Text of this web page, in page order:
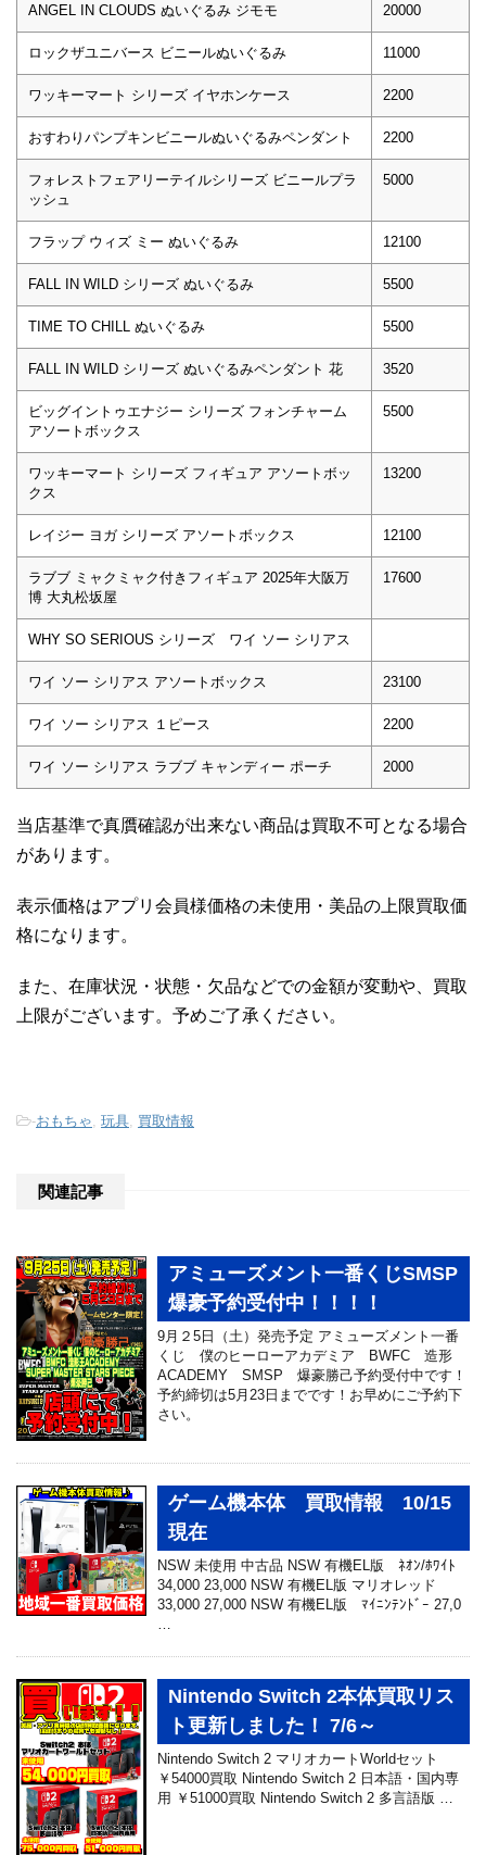
ANGEL IN CLOUDS ぬいぐるみ ジモモ 20000
ロックザユニバース ビニールぬいぐるみ 11000
ワッキーマート シリーズ イヤホンケース 2200
おすわりパンプキンビニールぬいぐるみペンダント 2200
フォレストフェアリーテイルシリーズ ビニールプラ
ッシュ
5000
フラップ ウィズ ミー ぬいぐるみ 12100
FALL IN WILD シリーズ ぬいぐるみ 5500
TIME TO CHILL ぬいぐるみ 5500
FALL IN WILD シリーズ ぬいぐるみペンダント 花 3520
ビッグイントゥエナジー シリーズ フォンチャーム
アソートボックス
5500
ワッキーマート シリーズ フィギュア アソートボッ
クス
13200
レイジー ヨガ シリーズ アソートボックス 12100
ラブブ ミャクミャク付きフィギュア 2025年大阪万
博 大丸松坂屋
17600
WHY SO SERIOUS シリーズ ワイ ソー シリアス
ワイ ソー シリアス アソートボックス 23100
ワイ ソー シリアス １ピース 2200
ワイ ソー シリアス ラブブ キャンディー ポーチ 2000
当店基準で真贋確認が出来ない商品は買取不可となる場合
があります。
表示価格はアプリ会員様価格の未使用・美品の上限買取価
格になります。
また、在庫状況・状態・欠品などでの金額が変動や、買取
上限がございます。予めご了承ください。
-おもちゃ 玩具 買取情報
関連記事
アミューズメント一番くじSMSP
爆豪予約受付中！！！！
9月２5日（土）発売予定 アミューズメント一番
くじ 僕のヒーローアカデミア BWFC 造形
ACADEMY SMSP 爆豪勝己予約受付中です！
予約締切は5月23日までです！お早めにご予約下
さい。
ゲーム機本体 買取情報 10/15
現在
NSW 未使用 中古品 NSW 有機EL版 ﾈｵﾝ/ﾎﾜｲﾄ
34,000 23,000 NSW 有機EL版 マリオレッド
33,000 27,000 NSW 有機EL版 ﾏｲﾆﾝﾃﾝﾄﾞｰ 27,0
Nintendo Switch 2本体買取リス
ト更新しました！ 7/6～
Nintendo Switch 2 マリオカートWorldセット
￥54000買取 Nintendo Switch 2 日本語・国内専
用 ￥51000買取 Nintendo Switch 2 多言語版 …